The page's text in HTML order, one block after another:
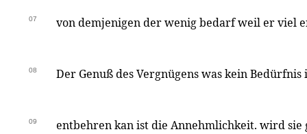
07 von demjenigen der wenig bedarf weil er viel
08 Der Genuß des Vergnügens was kein Bedürfnis
09 entbehren kan ist die Annehmlichkeit. wird